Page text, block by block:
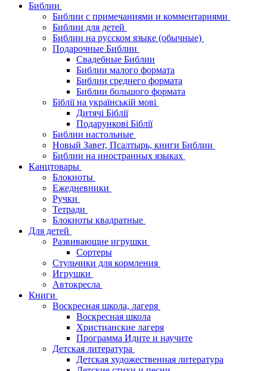
Библии
Библии с примечаниями и комментариями
Библии для детей
Библии на русском языке (обычные)
Подарочные Библии
Свадебные Библии
Библии малого формата
Библии среднего формата
Библии большого формата
Біблії на українській мові
Дитячі Біблії
Подарункові Біблії
Библии настольные
Новый Завет, Псалтырь, книги Библии
Библии на иностранных языках
Канцтовары
Блокноты
Ежедневники
Ручки
Тетради
Блокноты квадратные
Для детей
Развивающие игрушки
Сортеры
Стульчики для кормления
Игрушки
Автокресла
Книги
Воскресная школа, лагеря
Воскресная школа
Христианские лагеря
Программа Идите и научите
Детская литература
Детская художественная литература